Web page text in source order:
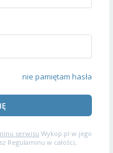
nie pamiętam hasła
serwisu Wykop.pl w jego
Regulaminu w całości,